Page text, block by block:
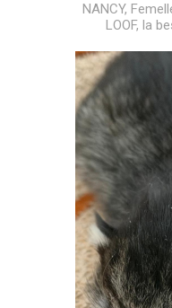
NANCY,
LOOF, la